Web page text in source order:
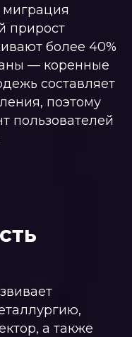
миграция
прирост
более 40%
— коренные
составляет
поэтому
пользователей
а также